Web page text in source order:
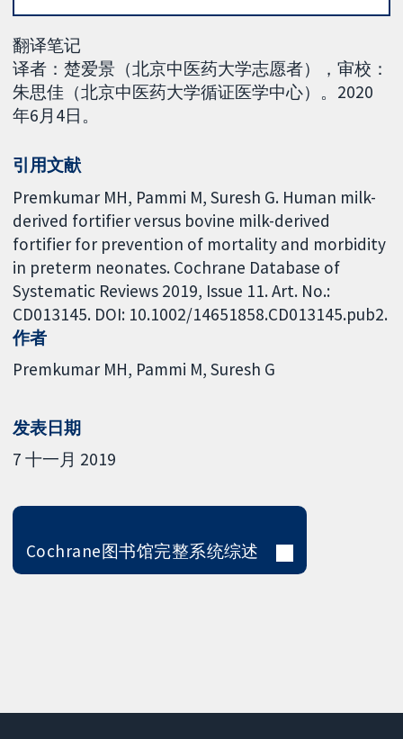
翻译笔记
译者：楚爱景（北京中医药大学志愿者），审校：
朱思佳（北京中医药大学循证医学中心）。2020
年6月4日。
引用文献
Premkumar MH, Pammi M, Suresh G. Human milk-
derived fortifier versus bovine milk-derived
fortifier for prevention of mortality and morbidity
in preterm neonates. Cochrane Database of
Systematic Reviews 2019, Issue 11. Art. No.:
CD013145. DOI: 10.1002/14651858.CD013145.pub2.
作者
Premkumar MH Pammi M Suresh G
发表日期
7 十一月 2019
Cochrane图书馆完整系统综述